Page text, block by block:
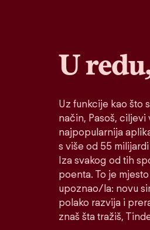
U
Uz funkcije kao što
način, Pasoš,
najpopularnija
s više od 55
Iza svakog od tih
poenta. To je
upoznao/la: novu
polako razvija i
znaš šta tražiš,